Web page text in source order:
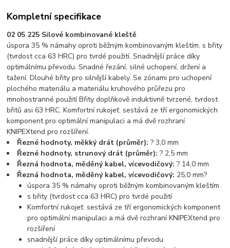
Kompletní specifikace
02 05 225 Silové kombinované kleště
úspora 35 % námahy oproti běžným kombinovaným kleštím. s břity
(tvrdost cca 63 HRC) pro tvrdé použití. Snadnější práce díky
optimálnímu převodu. Snadné řezání, silné uchopení, držení a
tažení. Dlouhé břity pro silnější kabely. Se zónami pro uchopení
plochého materiálu a materiálu kruhového průřezu pro
mnohostranné použití Břity doplňkově induktivně tvrzené, tvrdost
břitů asi 63 HRC. Komfortní rukojeť: sestává ze tří ergonomických
komponent pro optimální manipulaci a má dvě rozhraní
KNIPEXtend pro rozšíření.
Řezné hodnoty, měkký drát (průměr):? 3,0 mm
Řezné hodnoty, strunový drát (průměr):? 2,5 mm
Řezná hodnota, měděný kabel, vícevodičový:? 14,0 mm
Řezná hodnota, měděný kabel, vícevodičový: 25,0 mm?
úspora 35 % námahy oproti běžným kombinovaným kleštím
s břity (tvrdost cca 63 HRC) pro tvrdé použití
Komfortní rukojeť: sestává ze tří ergonomických komponent
pro optimální manipulaci a má dvě rozhraní KNIPEXtend pro
rozšíření
snadnější práce díky optimálnímu převodu